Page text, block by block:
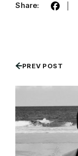
Share:
PREV POST